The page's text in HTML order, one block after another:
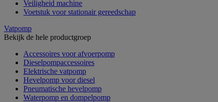
Veiligheid machine
Voetstuk voor stationair gereedschap
Vatpomp
Bekijk de hele productgroep
Accessoires voor afvoerpomp
Dieselpompaccessoires
Elektrische vatpomp
Hevelpomp voor diesel
Pneumatische hevelpomp
Waterpomp en dompelpomp